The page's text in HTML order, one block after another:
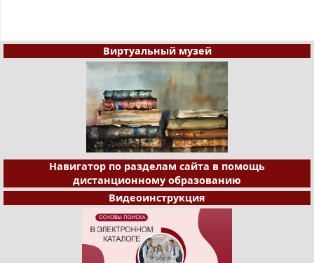
Виртуальный музей
Навигатор по разделам сайта в помощь
дистанционному образованию
Видеоинструкция